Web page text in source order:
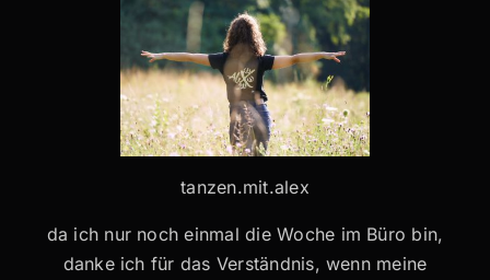
tanzen.mit.alex
da ich nur noch einmal die Woche im Büro bin,
danke ich für das Verständnis, wenn meine